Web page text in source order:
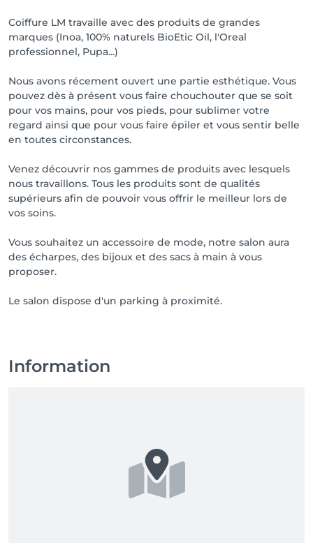
Coiffure LM travaille avec des produits de grandes
marques (Inoa, 100% naturels BioEtic Oil, l'Oreal
professionnel, Pupa...)
Nous avons récement ouvert une partie esthétique. Vous
pouvez dès à présent vous faire chouchouter que se soit
pour vos mains, pour vos pieds, pour sublimer votre
regard ainsi que pour vous faire épiler et vous sentir belle
en toutes circonstances.
Venez découvrir nos gammes de produits avec lesquels
nous travaillons. Tous les produits sont de qualités
supérieurs afin de pouvoir vous offrir le meilleur lors de
vos soins.
Vous souhaitez un accessoire de mode, notre salon aura
des écharpes, des bijoux et des sacs à main à vous
proposer.
Le salon dispose d'un parking à proximité.
Information